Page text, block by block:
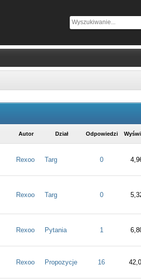
Autor Dział Odpowiedzi
Rexoo Targ 0
Rexoo Targ 0
Rexoo Pytania 1
Rexoo Propozycje 16